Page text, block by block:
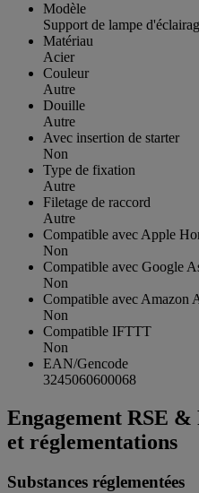
Modèle
Support de lampe
Matériau
Acier
Couleur
Autre
Douille
Autre
Avec insertion de starter
Non
Type de fixation
Autre
Filetage de raccord
Autre
Compatible avec Apple
Non
Compatible avec Google
Non
Compatible avec Amazon
Non
Compatible IFTTT
Non
EAN/Gencode
3245060600068
Engagement RSE &
et réglementations
Substances réglementées